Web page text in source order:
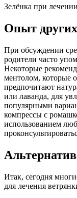
Зелёнка при
Опыт
При обсуждении
родители часто
Некоторые
ментолом, которые
предпочитают
или лаванда, для
популярными
компрессы с
использованием
Итак, сегодня
для лечения